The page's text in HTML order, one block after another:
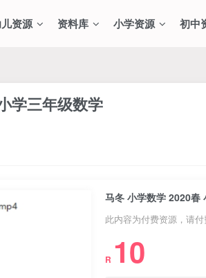
资源 资料库 小学资源 初中
学三年级数学
马冬 小学数学 2020春
此内容为付费资源，请
R 10